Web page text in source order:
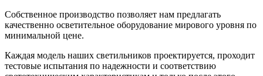
Собственное производство позволяет нам предлагать
качественно осветительное оборудование мирового уровня по
минимальной цене.
Каждая модель наших светильников проектируется, проходит
тестовые испытания по надежности и соответствию